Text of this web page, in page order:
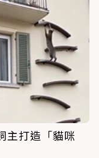
主打造「貓咪